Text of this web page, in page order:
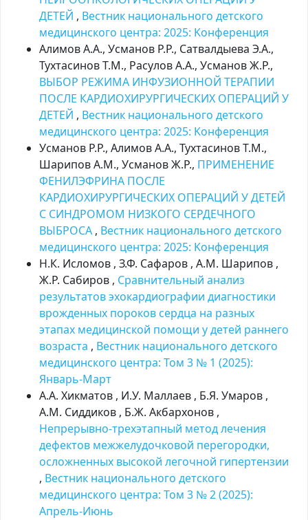
ДЕТЕЙ , Вестник национального детского
медицинского центра: 2025: Kонференция
Алимов А.А., Усманов Р.Р., Сатвалдыева Э.А.,
Тухтасинов Т.М., Расулов А.А., Усманов Ж.Р.,
ВЫБОР РЕЖИМА ИНФУЗИОННОЙ ТЕРАПИИ
ПОСЛЕ КАРДИОХИРУРГИЧЕСКИХ ОПЕРАЦИЙ У
ДЕТЕЙ , Вестник национального детского
медицинского центра: 2025: Kонференция
Усманов Р.Р., Алимов А.А., Тухтасинов Т.М.,
Шарипов А.М., Усманов Ж.Р., ПРИМЕНЕНИЕ
ФЕНИЛЭФРИНА ПОСЛЕ
КАРДИОХИРУРГИЧЕСКИХ ОПЕРАЦИЙ У ДЕТЕЙ
С СИНДРОМОМ НИЗКОГО СЕРДЕЧНОГО
ВЫБРОСА , Вестник национального детского
медицинского центра: 2025: Kонференция
Н.К. Исломов , З.Ф. Сафаров , А.М. Шарипов ,
Ж.Р. Сабиров , Сравнительный анализ
результатов эхокардиографии диагностики
врожденных пороков сердца на разных
этапах медицинской помощи у детей раннего
возраста , Вестник национального детского
медицинского центра: Том 3 № 1 (2025):
Январь-Март
А.А. Хикматов , И.У. Маллаев , Б.Я. Умаров ,
А.М. Сиддиков , Б.Ж. Акбархонов ,
Непрерывно-трехэтапный метод лечения
дефектов межжелудочковой перегородки,
осложненных высокой легочной гипертензии
, Вестник национального детского
медицинского центра: Том 3 № 2 (2025):
Апрель-Июнь